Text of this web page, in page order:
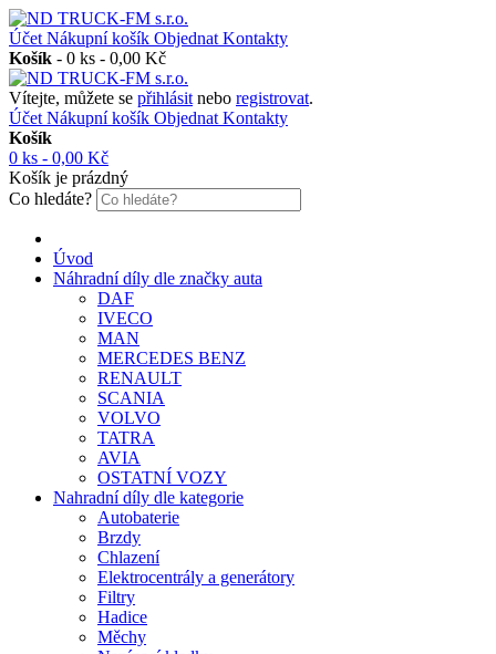
Účet Nákupní košík Objednat Kontakty
Košík - 0 ks - 0,00 Kč
Vítejte, můžete se přihlásit nebo registrovat.
Účet Nákupní košík Objednat Kontakty
Košík
0 ks - 0,00 Kč
Košík je prázdný
Co hledáte?
Úvod
Náhradní díly dle značky auta
DAF
IVECO
MAN
MERCEDES BENZ
RENAULT
SCANIA
VOLVO
TATRA
AVIA
OSTATNÍ VOZY
Nahradní díly dle kategorie
Autobaterie
Brzdy
Chlazení
Elektrocentrály a generátory
Filtry
Hadice
Měchy